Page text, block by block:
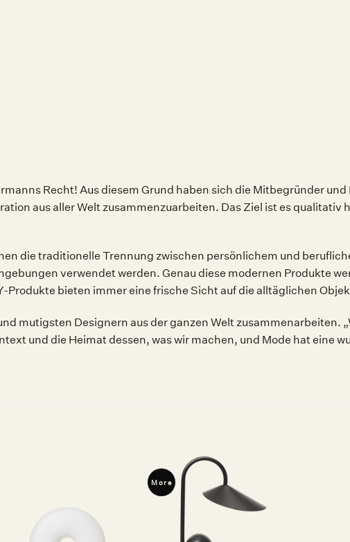
Recht! Aus diesem Grund haben sich die Mitbegründer
aus aller Welt zusammenzuarbeiten. Das Ziel ist es qualitativ
die traditionelle Trennung zwischen persönlichem und
verwendet werden. Genau diese modernen Produkte
Produkte bieten immer eine frische Sicht auf die alltäglichen
mutigsten Designern aus der ganzen Welt zusammenarbeiten.
und die Heimat dessen, was wir machen, und Mode hat eine
More
Wunschliste